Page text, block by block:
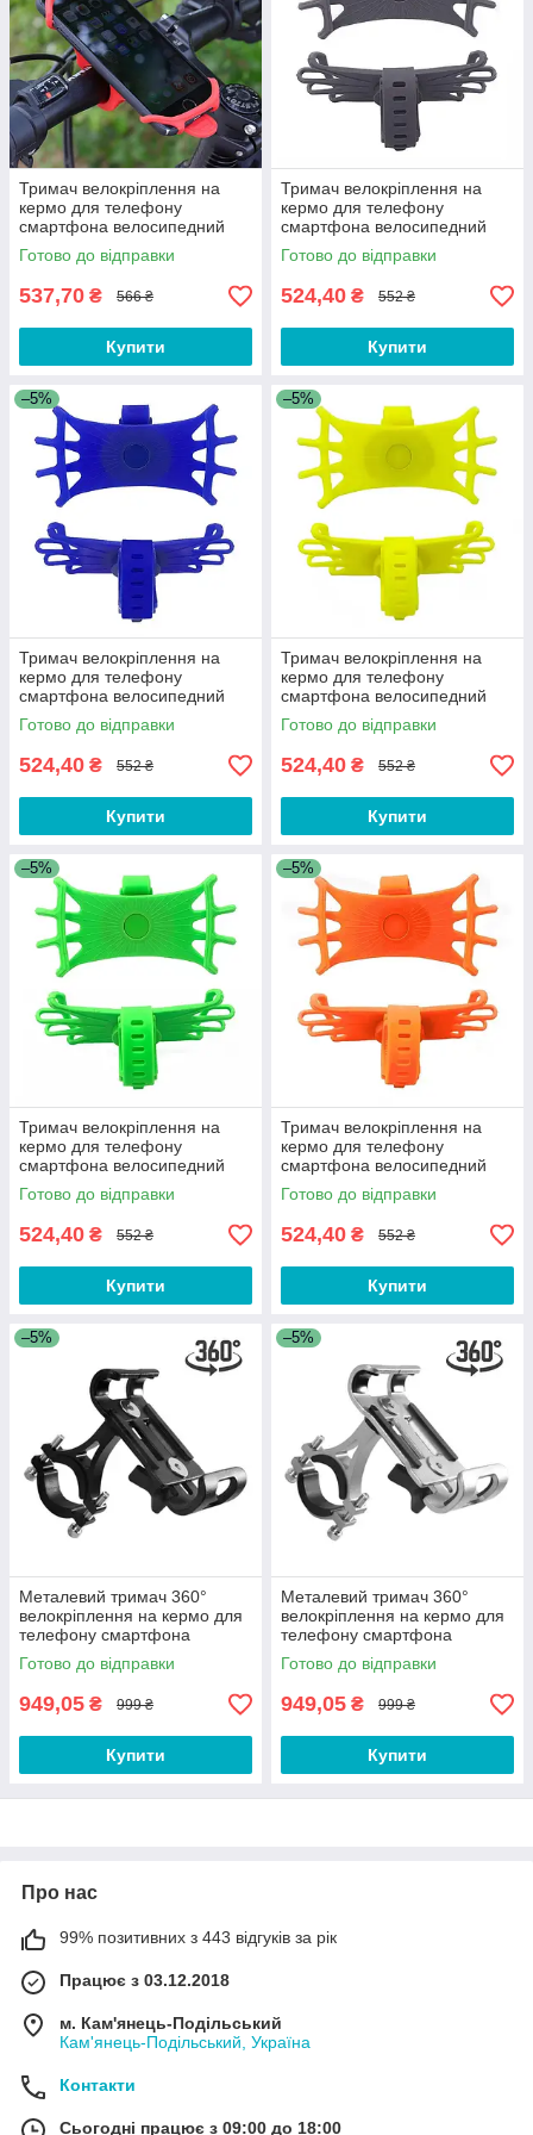
Тримач велокріплення на
кермо для телефону
смартфона велосипедний
Gina 4-6.5" на велосипед,
самокат Червоний
Готово до відправки
537,70 ₴ 566 ₴
Купити
Тримач велокріплення на
кермо для телефону
смартфона велосипедний
360° на велосипед, самокат
Сірий
Готово до відправки
524,40 ₴ 552 ₴
Купити
–5%
Тримач велокріплення на
кермо для телефону
смартфона велосипедний
360° на велосипед, самокат
Синій
Готово до відправки
524,40 ₴ 552 ₴
Купити
–5%
Тримач велокріплення на
кермо для телефону
смартфона велосипедний
360° велосипед, самокат
Жовтий
Готово до відправки
524,40 ₴ 552 ₴
Купити
–5%
Тримач велокріплення на
кермо для телефону
смартфона велосипедний
360° на велосипед, самокат
Зелений
Готово до відправки
524,40 ₴ 552 ₴
Купити
–5%
Тримач велокріплення на
кермо для телефону
смартфона велосипедний
360° на велосипед, самокат
Помаранчевий
Готово до відправки
524,40 ₴ 552 ₴
Купити
–5%
Металевий тримач 360°
велокріплення на кермо для
телефону смартфона
велосипедний велосипед
самокат 5B
Готово до відправки
949,05 ₴ 999 ₴
Купити
–5%
Металевий тримач 360°
велокріплення на кермо для
телефону смартфона
велосипедний велосипед
самокат 5S
Готово до відправки
949,05 ₴ 999 ₴
Купити
Про нас
99% позитивних з 443 відгуків за рік
Працює з 03.12.2018
м. Кам'янець-Подільський
Кам'янець-Подільський, Україна
Контакти
Сьогодні працює з 09:00 до 18:00